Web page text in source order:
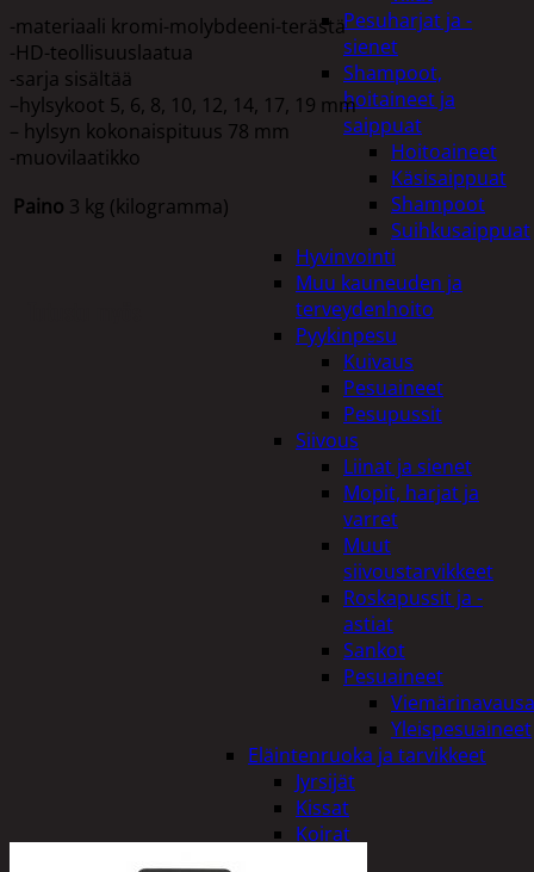
Pesuharjat ja -
sienet
Shampoot,
hoitaineet ja
saippuat
Hoitoaineet
Käsisaippuat
Shampoot
Suihkusaippuat
Hyvinvointi
Muu kauneuden ja
terveydenhoito
Pyykinpesu
Kuivaus
Pesuaineet
Pesupussit
Siivous
Liinat ja sienet
Mopit, harjat ja
varret
Muut
siivoustarvikkeet
Roskapussit ja -
astiat
Sankot
Pesuaineet
Yleispesuaineet
Eläintenruoka ja tarvikkeet
Jyrsijät
Kissat
Koirat
-materiaali kromi-molybdeeni-terästä
-HD-teollisuuslaatua
-sarja sisältää
–hylsykoot 5, 6, 8, 10, 12, 14, 17, 19 mm
– hylsyn kokonaispituus 78 mm
-muovilaatikko
Paino 3 kg (kilogramma)